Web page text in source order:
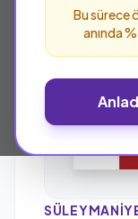
Bu sürece
anında